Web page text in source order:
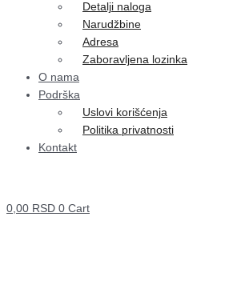
Detalji naloga
Narudžbine
Adresa
Zaboravljena lozinka
O nama
Podrška
Uslovi korišćenja
Politika privatnosti
Kontakt
0,00 RSD 0 Cart